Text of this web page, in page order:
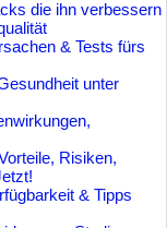
die ihn verbessern
& Tests fürs
unter
Risiken,
& Tipps